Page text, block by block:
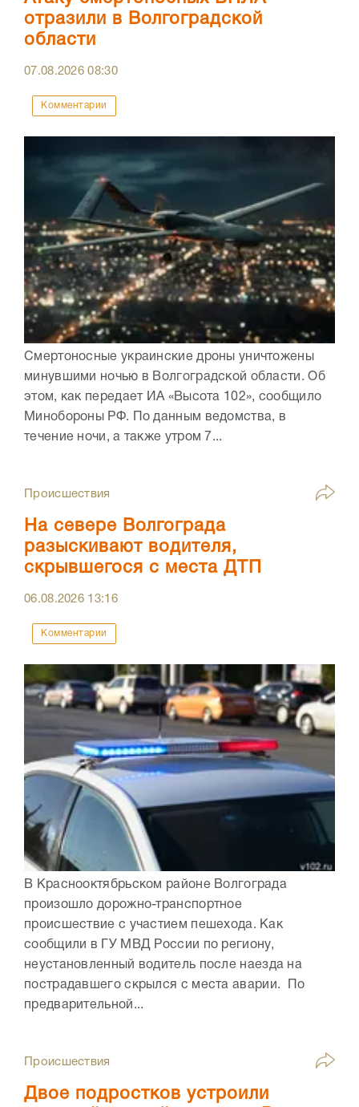
отразили в Волгоградской
области
07.08.202608:30
Комментарии
Смертоносные украинские дроны уничтожены
минувшими ночью в Волгоградской области. Об
этом, как передает ИА «Высота 102», сообщило
Минобороны РФ. По данным ведомства, в
течение ночи, а также утром 7...
Происшествия
На севере Волгограда
разыскивают водителя,
скрывшегося с места ДТП
06.08.2026 13:16
Комментарии
В Краснооктябрьском районе Волгограда
произошло дорожно-транспортное
происшествие с участием пешехода. Как
сообщили в ГУ МВД России по региону,
неустановленный водитель после наезда на
пострадавшего скрылся с места аварии. По
предварительной...
Происшествия
Двое подростков устроили